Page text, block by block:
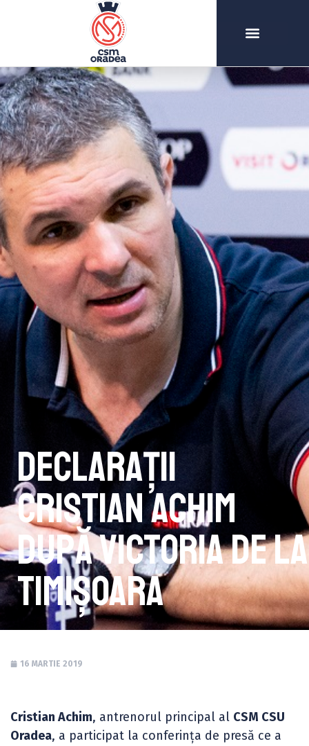
Declarații
Cristian Achim
după victoria de la
Timișoara
16 MARTIE 2019
Cristian Achim, antrenorul principal al CSM CSU
Oradea, a participat la conferința de presă ce a